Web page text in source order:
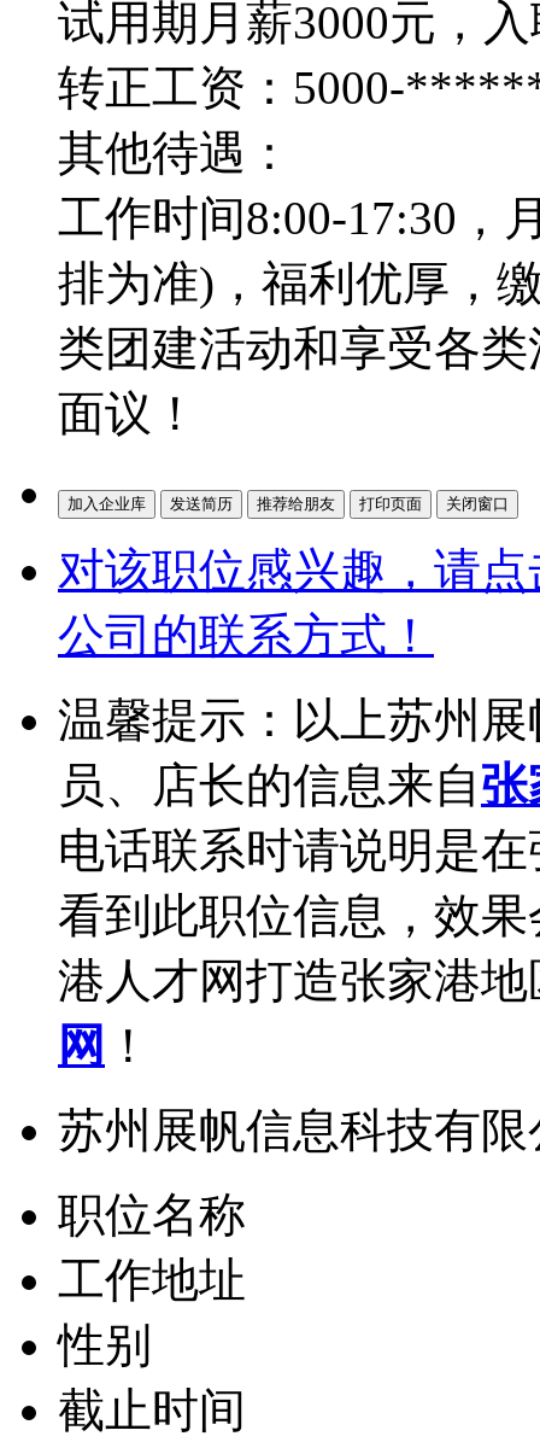
试用期月薪3000元，
转正工资：5000-
其他待遇：
工作时间8:00-17:30，
排为准)，福利优厚，
类团建活动和享受各
面议！
对该职位感兴趣，请
公司的联系方式！
温馨提示：以上苏州
员、店长的信息来自张
电话联系时请说明是
看到此职位信息，效
港人才网打造张家港
网 ！
苏州展帆信息科技有
职位名称
工作地址
性别
截止时间